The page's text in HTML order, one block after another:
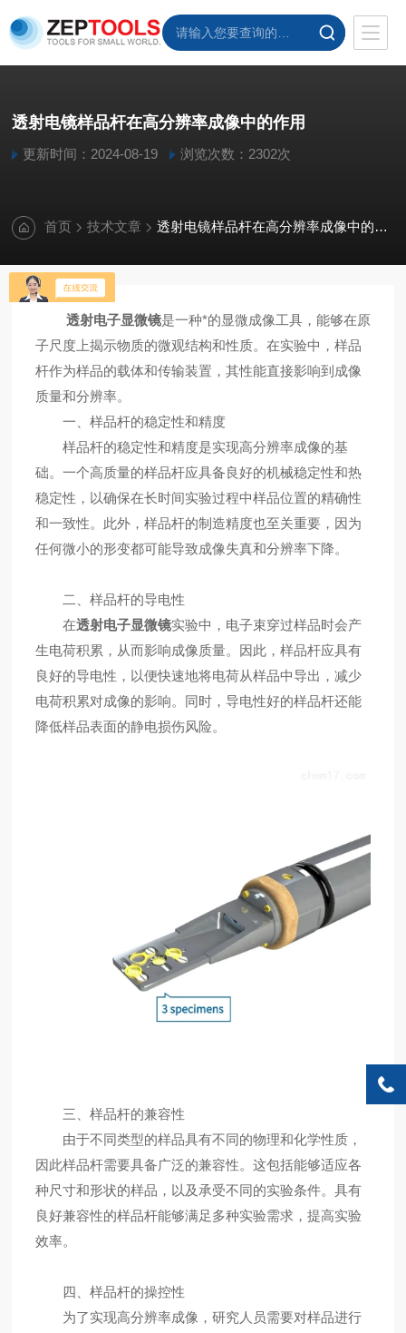
透射电镜样品杆在高分辨率成像中的作用
更新时间：2024-08-19 浏览次数：2302次
首页 技术文章 透射电镜样品杆在高分辨率成像中的作用
透射电子显微镜是一种*的显微成像工具，能够在原
子尺度上揭示物质的微观结构和性质。在实验中，样品
杆作为样品的载体和传输装置，其性能直接影响到成像
质量和分辨率。
一、样品杆的稳定性和精度
样品杆的稳定性和精度是实现高分辨率成像的基
础。一个高质量的样品杆应具备良好的机械稳定性和热
稳定性，以确保在长时间实验过程中样品位置的精确性
和一致性。此外，样品杆的制造精度也至关重要，因为
任何微小的形变都可能导致成像失真和分辨率下降。
二、样品杆的导电性
在透射电子显微镜实验中，电子束穿过样品时会产
生电荷积累，从而影响成像质量。因此，样品杆应具有
良好的导电性，以便快速地将电荷从样品中导出，减少
电荷积累对成像的影响。同时，导电性好的样品杆还能
降低样品表面的静电损伤风险。
三、样品杆的兼容性
由于不同类型的样品具有不同的物理和化学性质，
因此样品杆需要具备广泛的兼容性。这包括能够适应各
种尺寸和形状的样品，以及承受不同的实验条件。具有
良好兼容性的样品杆能够满足多种实验需求，提高实验
效率。
四、样品杆的操控性
为了实现高分辨率成像，研究人员需要对样品进行